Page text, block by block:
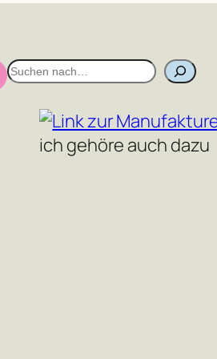
S
ich gehöre auch dazu